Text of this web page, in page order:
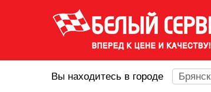
Вы находитесь в городе Брянск